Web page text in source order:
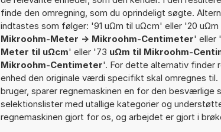
finde den omregning, som du oprindeligt søgte.
indtastes som følger: '91 uΩm til uΩcm' eller '20
Mikroohm-Meter -> Mikroohm-Centimeter' eller
Meter til uΩcm' eller '73 uΩm til Mikroohm-
Mikroohm-Centimeter'. For dette alternativ finder
enhed den originale værdi specifikt skal omregnes til.
bruger, sparer regnemaskinen en for den besværlige
selektionslister med utallige kategorier og
regnemaskinen gjort for os, og arbejdet er gjort i